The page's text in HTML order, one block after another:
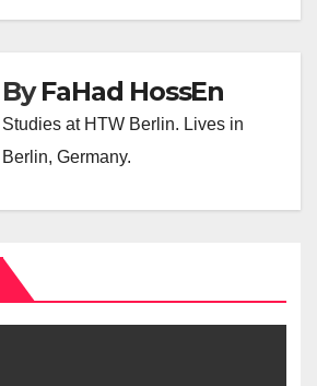
ByFaHad HossEn
Studies at HTW Berlin. Lives in
Berlin, Germany.